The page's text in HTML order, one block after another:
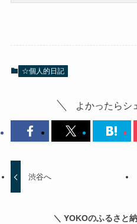
☆個人的日記
よかったらシ
渋谷へ
＼ YOKOのふるさと